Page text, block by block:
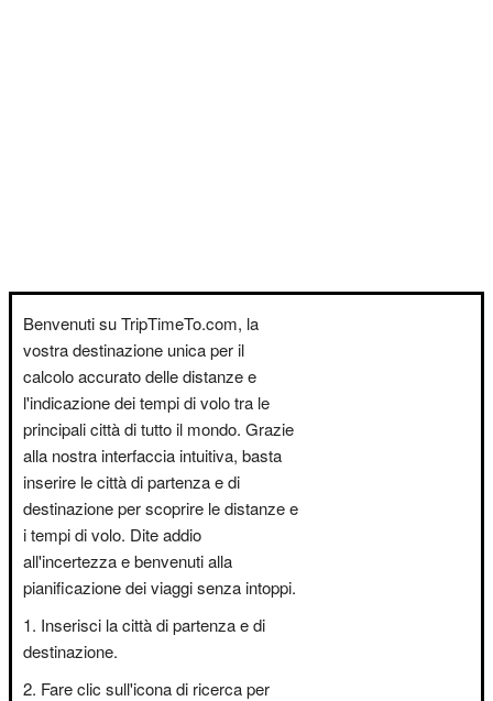
Benvenuti su TripTimeTo.com, la
vostra destinazione unica per il
calcolo accurato delle distanze e
l'indicazione dei tempi di volo tra le
principali città di tutto il mondo. Grazie
alla nostra interfaccia intuitiva, basta
inserire le città di partenza e di
destinazione per scoprire le distanze e
i tempi di volo. Dite addio
all'incertezza e benvenuti alla
pianificazione dei viaggi senza intoppi.
Inserisci la città di partenza e di
destinazione.
Fare clic sull'icona di ricerca per